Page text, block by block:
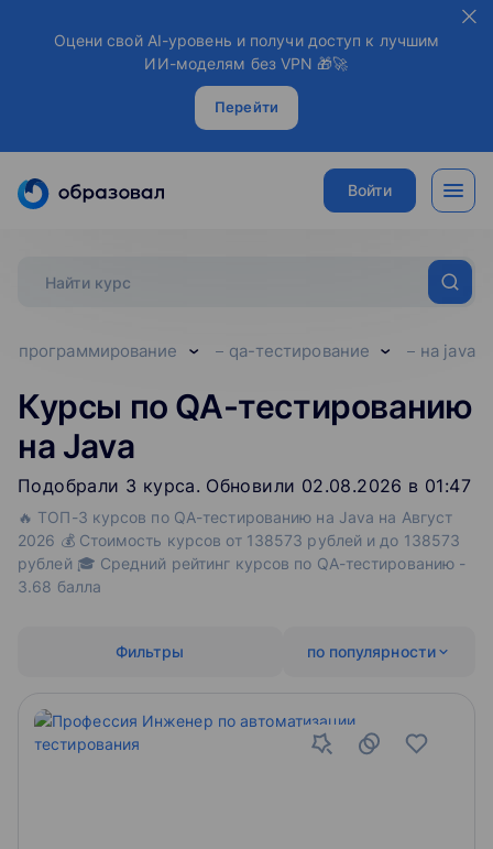
Оцени свой AI-уровень и получи доступ к лучшим
ИИ-моделям без VPN 🎁🚀
Перейти
Войти
программирование qa-тестирование на java
Курсы по QA-тестированию
на Java
Подобрали 3 курса. Обновили 02.08.2026 в 01:47
🔥 ТОП-3 курсов по QA-тестированию на Java на Август
2026 💰 Стоимость курсов от 138573 рублей и до 138573
рублей 🎓 Средний рейтинг курсов по QA-тестированию -
3.68 балла
по популярности
Фильтры